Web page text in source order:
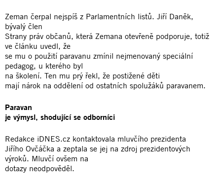
Zeman čerpal nejspíš z Parlamentních listů. Jiří Daněk,
bývalý člen
Strany práv občanů, která Zemana otevřeně podporuje, totiž
ve článku uvedl, že
se mu o použití paravanu zmínil nejmenovaný speciální
pedagog, u kterého byl
na školení. Ten mu prý řekl, že postižené děti
mají nárok na oddělení od ostatních spolužáků paravanem.
Paravan
je výmysl, shodující se odborníci
Redakce iDNES.cz kontaktovala mluvčího prezidenta
Jiřího Ovčáčka a zeptala se jej na zdroj prezidentových
výroků. Mluvčí ovšem na
dotazy neodpověděl.